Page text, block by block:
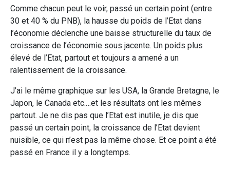
Comme chacun peut le voir, passé un certain point (entre
30 et 40 % du PNB), la hausse du poids de l’Etat dans
l’économie déclenche une baisse structurelle du taux de
croissance de l’économie sous jacente. Un poids plus
élevé de l’Etat, partout et toujours a amené a un
ralentissement de la croissance.
J’ai le même graphique sur les USA, la Grande Bretagne, le
Japon, le Canada etc.…et les résultats ont les mêmes
partout. Je ne dis pas que l’Etat est inutile, je dis que
passé un certain point, la croissance de l’Etat devient
nuisible, ce qui n’est pas la même chose. Et ce point a été
passé en France il y a longtemps.